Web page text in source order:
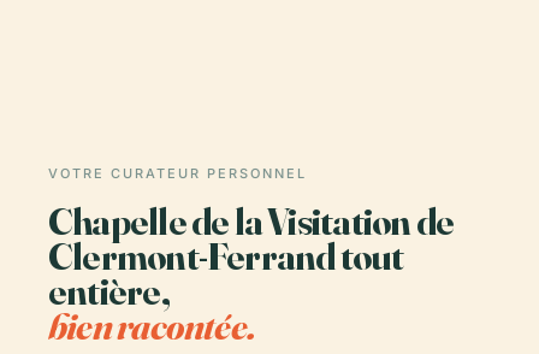
VOTRE CURATEUR PERSONNEL
Chapelle de la Visitation de
Clermont-Ferrand tout
entière,
bien racontée.